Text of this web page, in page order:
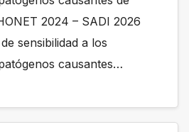
2024 – SADI 2026
sensibilidad a los
causantes…